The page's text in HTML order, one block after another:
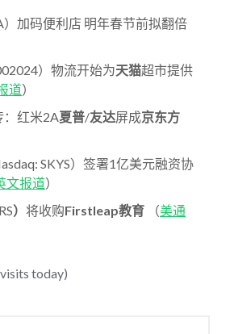
）加码便利店 明年春节前拟翻倍
）物流开始为天猫超市提供
道）
：红米2A夏普/友达屏成京东方
SKYS）签署1亿美元融资协
文报道）
） 将收购Firstleap教育 （美通
today)